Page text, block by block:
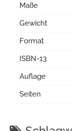
Maße
Gewicht
Format
ISBN-13
Auflage
Seiten